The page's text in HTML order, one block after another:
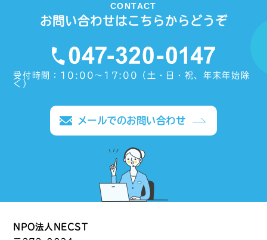
CONTACT
お問い合わせはこちらからどうぞ
受付時間：10:00〜17:00（土・日・祝、年末年始除
く）
メールでのお問い合わせ
NPO法人NECST